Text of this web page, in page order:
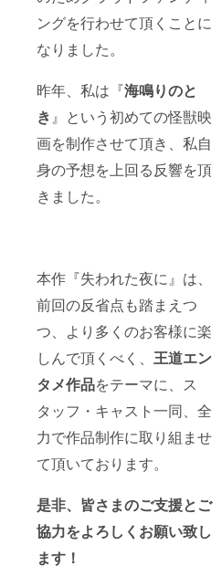
ングを行わせて頂くことに
なりました。
昨年、私は『海鳴りのと
き』という初めての怪獣映
画を制作させて頂き、私自
身の予想を上回る反響を頂
きました。
本作『失われた夜に』は、
前回の反省点も踏まえつ
つ、より多くのお客様に楽
しんで頂くべく、 王道エン
タメ作品をテーマに、ス
タッフ・キャスト一同、全
力で作品制作に取り組ませ
て頂いております。
是非、皆さまのご支援とご
協力をよろしくお願い致し
ます！